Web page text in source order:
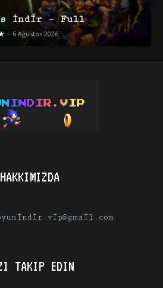
İndir – Full
- 6 Ağustos 2026
HAKKIMIZDA
TAKIP EDIN